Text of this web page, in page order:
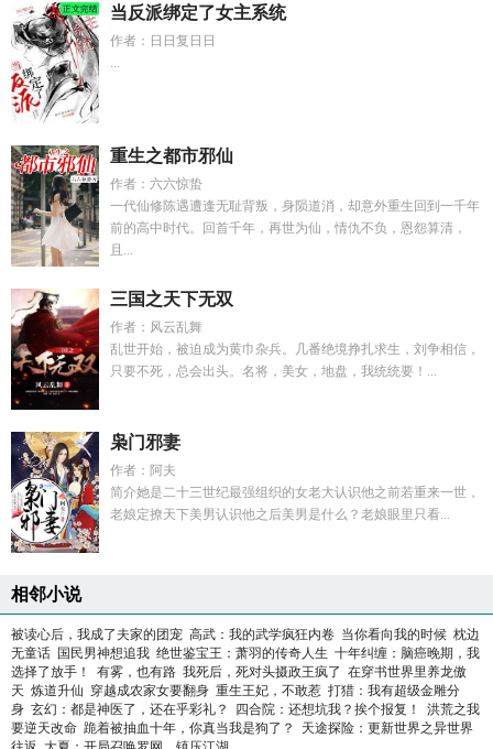
当反派绑定了女主系统
作者：日日复日日
...
重生之都市邪仙
作者：六六惊蛰
一代仙修陈遇遭逢无耻背叛，身陨道消，却意外重生回到一千年
前的高中时代。回首千年，再世为仙，情仇不负，恩怨算清，
且...
三国之天下无双
作者：风云乱舞
乱世开始，被迫成为黄巾杂兵。几番绝境挣扎求生，刘争相信，
只要不死，总会出头。名将，美女，地盘，我统统要！...
枭门邪妻
作者：阿夫
简介她是二十三世纪最强组织的女老大认识他之前若重来一世，
老娘定撩天下美男认识他之后美男是什么？老娘眼里只看...
相邻小说
被读心后，我成了夫家的团宠 高武：我的武学疯狂内卷 当你看向我的时候 枕边
无童话 国民男神想追我 绝世鉴宝王：萧羽的传奇人生 十年纠缠：脑癌晚期，我
选择了放手！
有雾，也有路 我死后，死对头摄政王疯了 在穿书世界里养龙傲
天 炼道升仙 穿越成农家女要翻身 重生王妃，不敢惹 打猎：我有超级金雕分
身 玄幻：都是神医了，还在乎彩礼？ 四合院：还想坑我？挨个报复！
洪荒之我
要逆天改命 跪着被抽血十年，你真当我是狗了？
天途探险：更新世界之异世界